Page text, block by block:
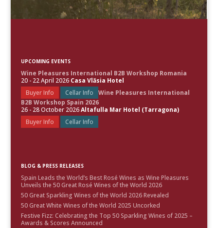
UPCOMING EVENTS
Wine Pleasures International B2B Workshop Romania
20 - 22 April 2026 Casa Vlăsia Hotel
Buyer Info
Cellar Info
Wine Pleasures International
B2B Workshop Spain 2026
26 - 28 October 2026Altafulla Mar Hotel (Tarragona)
Buyer Info
Cellar Info
BLOG & PRESS RELEASES
Spain Leads the World’s Best Rosé Wines as Wine Pleasures
Unveils the 50 Great Rosé Wines of the World 2026
50 Great Sparkling Wines of the World 2026 Revealed
50 Great White Wines of the World 2025 Uncorked
Festive Fizz: Celebrating the Top 50 Sparkling Wines of 2025 –
Awards & Scores Announced